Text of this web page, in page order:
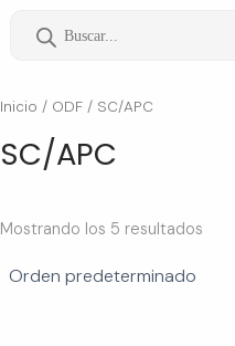
Inicio / ODF / SC/APC
SC/APC
Mostrando los 5 resultados